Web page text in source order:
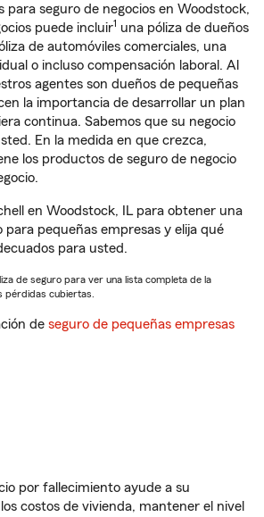
para seguro de negocios en Woodstock,
puede incluir1 una póliza de dueños
de automóviles comerciales, una
o incluso compensación laboral. Al
agentes son dueños de pequeñas
la importancia de desarrollar un plan
continua. Sabemos que su negocio
En la medida en que crezca,
los productos de seguro de negocio
en Woodstock, IL para obtener una
para pequeñas empresas y elija qué
para usted.
de seguro para ver una lista completa de la
pérdidas cubiertas.
de seguro de pequeñas empresas
por fallecimiento ayude a su
costos de vivienda, mantener el nivel